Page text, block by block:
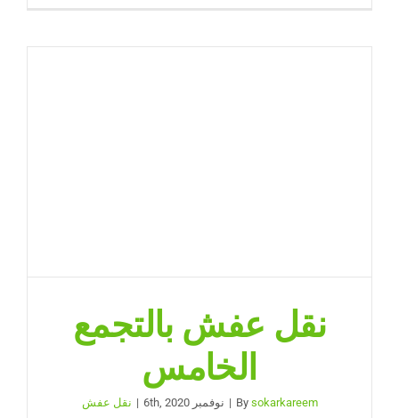
نقل عفش بالتجمع
الخامس
By sokarkareem
| نوفمبر 6th, 2020 | نقل عفش